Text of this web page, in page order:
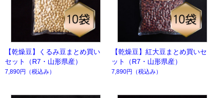
【乾燥豆】くるみ豆まとめ買い
セット（R7・山形県産）
7,890円 （税込み）
【乾燥豆】紅大豆まとめ買いセ
ット（R7・山形県産）
7,890円 （税込み）